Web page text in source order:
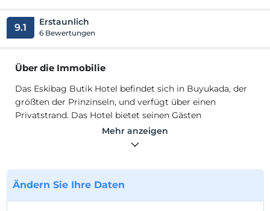
9.1 Erstaunlich
6 Bewertungen
Über die Immobilie
Das Eskibag Butik Hotel befindet sich in Buyukada, der
größten der Prinzinseln, und verfügt über einen
Privatstrand. Das Hotel bietet seinen Gästen
komfortable Unterkünfte in klimatisierten Zimmern mit
größten der Prinzinseln, und verfügt über einen
Privatstrand. Das Hotel bietet seinen Gästen
Mehr anzeigen
Ändern Sie Ihre Daten